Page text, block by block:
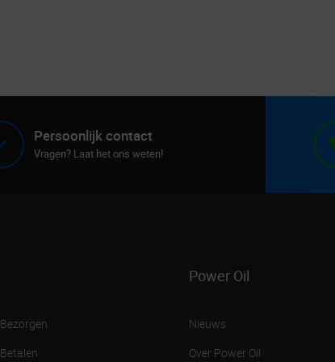
Persoonlijk contact
Vragen? Laat het ons weten!
Bezorgen
Betalen
Power Oil
Nieuws
Over Power Oil